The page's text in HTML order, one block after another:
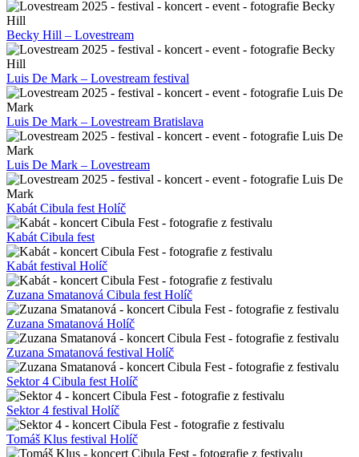
Becky Hill – Lovestream
Luis De Mark – Lovestream festival
Luis De Mark – Lovestream Bratislava
Luis De Mark – Lovestream
Kabát Cibula fest Holíč
Kabát Cibula fest
Kabát festival Holíč
Zuzana Smatanová Cibula fest Holíč
Zuzana Smatanová Holíč
Zuzana Smatanová festival Holíč
Sektor 4 Cibula fest Holíč
Sektor 4 festival Holíč
Tomáš Klus festival Holíč